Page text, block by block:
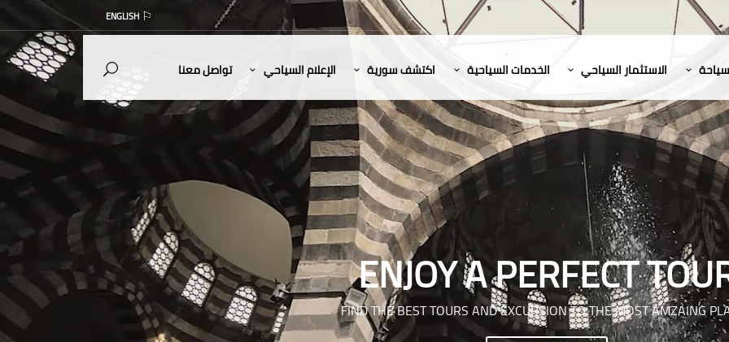
ENGLISH
الاستثمار السياحي الخدمات السياحية اكتشف سورية الإعلام السياحي تواصل معنا
ENJOY A PERFECT
FIND THE BEST TOURS AND EXCURSION TO THE MOST AMZAING